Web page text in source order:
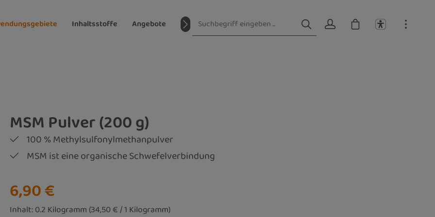
Inhaltsstoffe Angebote Magazin
MSM Pulver (200 g)
100 % Methylsulfonylmethanpulver
MSM ist eine organische Schwefelverbindung
Regulärer Preis:
6,90 €
Inhalt:0.2 Kilogramm (34,50 € / 1 Kilogramm)